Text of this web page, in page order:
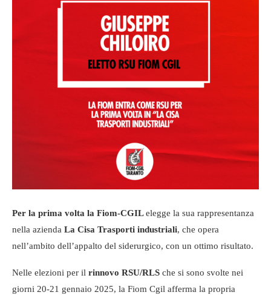
Per la prima volta la Fiom-CGILelegge la sua rappresentanza
nella azienda La Cisa Trasporti industriali, che opera
nell’ambito dell’appalto del siderurgico, con un ottimo risultato.
Nelle elezioni per il rinnovo RSU/RLS che si sono svolte nei
giorni 20-21 gennaio 2025, la Fiom Cgil afferma la propria